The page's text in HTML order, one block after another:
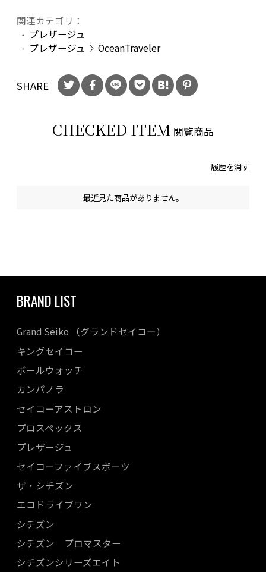
関連カテゴリ：
プレザージュ
プレザージュ
OceanTraveler
SHARE
CHECKED ITEM 閲覧商品
履歴を消す
最近見た商品がありません。
BRAND LIST
Grand Seiko （グランドセイコー）
キングセイコー
ボールウォッチ
カンパノラ
セイコーアストロン
プロスペックス
プレザージュ
セイコーファイブスポーツ
ザ・シチズン
エコドライブワン
シチズン
シチズン プロマスター
シチズンシリーズエイト